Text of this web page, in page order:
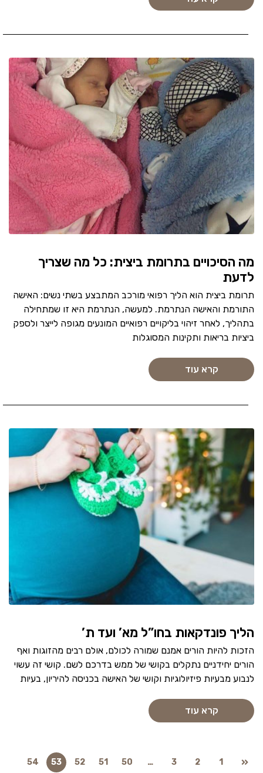
מה הסיכויים בתרומת ביצית: כל מה שצריך
לדעת
תרומת ביצית הוא הליך רפואי מורכב המתבצע בשתי נשים: האישה
התורמת והאישה הנתרמת. למעשה, הנתרמת היא זו שמתחילה
בתהליך, לאחר זיהוי בליקויים רפואיים המונעים מגופה לייצר ולספק
ביציות בריאות ותקינות המסוגלות
קרא עוד
הליך פונדקאות בחו”ל מא’ ועד ת’
הזכות להיות הורים אמנם שמורה לכולם, אולם רבים מהזוגות ואף
הורים יחידניים נתקלים בקושי של ממש בדרכם לשם. קושי זה עשוי
לנבוע מבעיות פיזיולוגיות וקושי של האישה בכניסה להיריון, בעיות
קרא עוד
1
2
3
…
50
51
52
53
54